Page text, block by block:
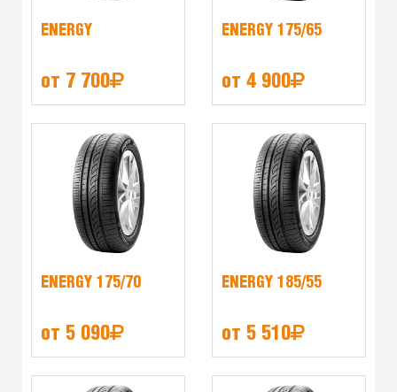
ENERGY
от 7 700
ENERGY 175/65
от 4 900
ENERGY 175/70
от 5 090
ENERGY 185/55
от 5 510